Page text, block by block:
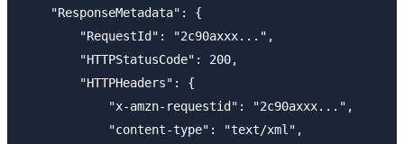
    "ResponseMetadata": {
        "RequestId": "2c90axxx...",
        "HTTPStatusCode": 200,
        "HTTPHeaders": {
            "x-amzn-requestid": "2c90axxx...",
            "content-type": "text/xml",